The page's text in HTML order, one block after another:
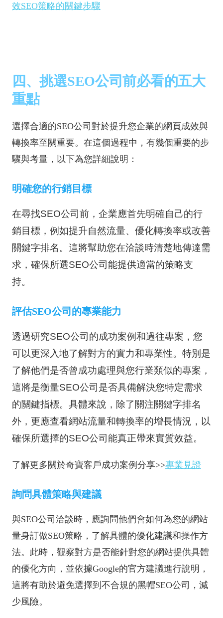
效SEO策略的關鍵步驟
四、挑選SEO公司前必看的五大
重點
選擇合適的SEO公司對於提升您企業的網頁成效與
轉換率至關重要。在這個過程中，有幾個重要的步
驟與考量，以下為您詳細說明：
明確您的行銷目標
在尋找SEO公司前，企業應首先明確自己的行
銷目標，例如提升自然流量、優化轉換率或改善
關鍵字排名。這將幫助您在洽談時清楚地傳達需
求，確保所選SEO公司能提供適當的策略支
持。
評估SEO公司的專業能力
透過研究SEO公司的成功案例和過往專案，您
可以更深入地了解對方的實力和專業性。特別是
了解他們是否曾成功處理與您行業類似的專案，
這將是衡量SEO公司是否具備解決您特定需求
的關鍵指標。具體來說，除了關注關鍵字排名
外，更應查看網站流量和轉換率的增長情況，以
確保所選擇的SEO公司能真正帶來實質效益。
了解更多關於奇寶客戶成功案例分享>>專業見證
詢問具體策略與建議
與SEO公司洽談時，應詢問他們會如何為您的網站
量身訂做SEO策略，了解具體的優化建議和操作方
法。此時，觀察對方是否能針對您的網站提供具體
的優化方向，並依據Google的官方建議進行說明，
這將有助於避免選擇到不合規的黑帽SEO公司，減
少風險。